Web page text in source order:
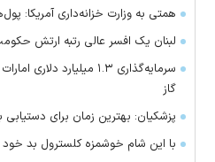
همتی به وزارت خزانه‌داری آمریکا:
لبنان یک افسر عالی رتبه ارتش
سرمایه‌گذاری ۱.۳ میلیارد
گاز
پزشکیان: بهترین زمان برای
با این شام خوشمزه کلسترول بد خود